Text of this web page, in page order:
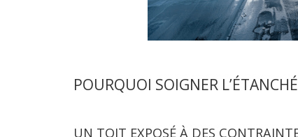
POURQUOI SOIGNER
UN TOIT EXPOSÉ À DES